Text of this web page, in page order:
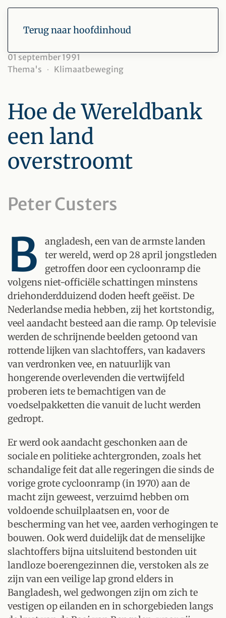
Terug naar hoofdinhoud
01 september 1991
Thema's
Klimaatbeweging
Hoe de Wereldbank
een land
overstroomt
Peter Custers
B
angladesh, een van de armste landen
ter wereld, werd op 28 april jongstleden
getroffen door een cycloonramp die
volgens niet-officiële schattingen minstens
driehonderdduizend doden heeft geëist. De
Nederlandse media hebben, zij het kortstondig,
veel aandacht besteed aan die ramp. Op televisie
werden de schrijnende beelden getoond van
rottende lijken van slachtoffers, van kadavers
van verdronken vee, en natuurlijk van
hongerende overlevenden die vertwijfeld
proberen iets te bemachtigen van de
voedselpakketten die vanuit de lucht werden
gedropt.
Er werd ook aandacht geschonken aan de
sociale en politieke achtergronden, zoals het
schandalige feit dat alle regeringen die sinds de
vorige grote cycloonramp (in 1970) aan de
macht zijn geweest, verzuimd hebben om
voldoende schuilplaatsen en, voor de
bescherming van het vee, aarden verhogingen te
bouwen. Ook werd duidelijk dat de menselijke
slachtoffers bijna uitsluitend bestonden uit
landloze boerengezinnen die, verstoken als ze
zijn van een veilige lap grond elders in
Bangladesh, wel gedwongen zijn om zich te
vestigen op eilanden en in schorgebieden langs